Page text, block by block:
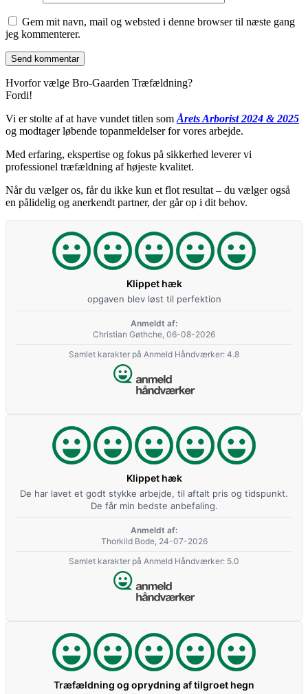
Gem mit navn, mail og websted i denne browser til næste gang
jeg kommenterer.
Send kommentar
Hvorfor vælge Bro-Gaarden Træfældning?
Fordi!
Vi er stolte af at have vundet titlen som Årets Arborist 2024 & 2025
og modtager løbende topanmeldelser for vores arbejde.
Med erfaring, ekspertise og fokus på sikkerhed leverer vi
professionel træfældning af højeste kvalitet.
Når du vælger os, får du ikke kun et flot resultat – du vælger også
en pålidelig og anerkendt partner, der går op i dit behov.
Klippet hæk
opgaven blev løst til perfektion
Anmeldt af:
Christian Gøthche, 06-08-2026
Samlet karakter på Anmeld Håndværker: 4.8
Klippet hæk
De har lavet et godt stykke arbejde, til aftalt pris og tidspunkt.
De får min bedste anbefaling.
Anmeldt af:
Thorkild Bode, 24-07-2026
Samlet karakter på Anmeld Håndværker: 5.0
Træfældning og oprydning af tilgroet hegn